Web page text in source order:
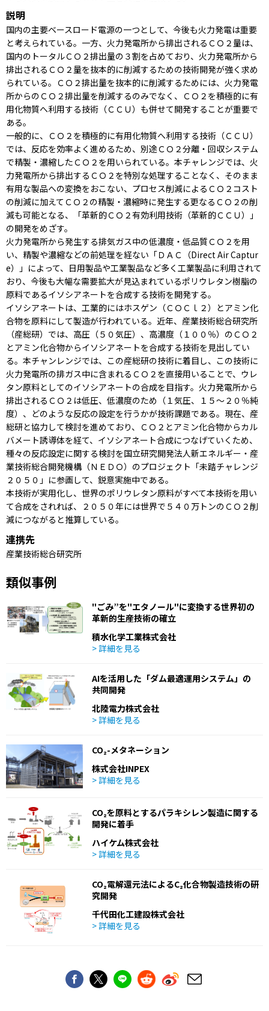
説明
国内の主要ベースロード電源の一つとして、今後も火力発電は重要
と考えられている。一方、火力発電所から排出されるＣＯ２量は、
国内のトータルＣＯ２排出量の３割を占めており、火力発電所から
排出されるＣＯ２量を抜本的に削減するための技術開発が強く求め
られている。ＣＯ２排出量を抜本的に削減するためには、火力発電
所からのＣＯ２排出量を削減するのみでなく、ＣＯ２を積極的に有
用化物質へ利用する技術（ＣＣＵ）も併せて開発することが重要で
ある。
一般的に、ＣＯ２を積極的に有用化物質へ利用する技術（ＣＣＵ）
では、反応を効率よく進めるため、別途ＣＯ２分離・回収システム
で精製・濃縮したＣＯ２を用いられている。本チャレンジでは、火
力発電所から排出するＣＯ２を特別な処理することなく、そのまま
有用な製品への変換をおこない、プロセス削減によるＣＯ２コスト
の削減に加えてＣＯ２の精製・濃縮時に発生する更なるＣＯ２の削
減も可能となる、「革新的ＣＯ２有効利用技術（革新的ＣＣＵ）」
の開発をめざす。
火力発電所から発生する排気ガス中の低濃度・低品質ＣＯ２を用
い、精製や濃縮などの前処理を経ない「ＤＡＣ（Direct Air Captur
e）」によって、日用製品や工業製品など多く工業製品に利用されて
おり、今後も大幅な需要拡大が見込まれているポリウレタン樹脂の
原料であるイソシアネートを合成する技術を開発する。
イソシアネートは、工業的にはホスゲン（ＣＯＣｌ２）とアミン化
合物を原料にして製造が行われている。近年、産業技術総合研究所
（産総研）では、高圧（５０気圧）、高濃度（１００％）のＣＯ２
とアミン化合物からイソシアネートを合成する技術を見出してい
る。本チャンレンジでは、この産総研の技術に着目し、この技術に
火力発電所の排ガス中に含まれるＣＯ２を直接用いることで、ウレ
タン原料としてのイソシアネートの合成を目指す。火力発電所から
排出されるＣＯ２は低圧、低濃度のため（１気圧、１５～２０％純
度）、どのような反応の設定を行うかが技術課題である。現在、産
総研と協力して検討を進めており、ＣＯ２とアミン化合物からカル
バメート誘導体を経て、イソシアネート合成につなげていくため、
種々の反応設定に関する検討を国立研究開発法人新エネルギー・産
業技術総合開発機構（ＮＥＤＯ）のプロジェクト「未踏チャレンジ
２０５０」に参画して、鋭意実施中である。
本技術が実用化し、世界のポリウレタン原料がすべて本技術を用い
て合成をされれば、２０５０年には世界で５４０万トンのＣＯ２削
減につながると推算している。
連携先
産業技術総合研究所
類似事例
"ごみ”を"エタノール"に変換する世界初の
革新的生産技術の確立
積水化学工業株式会社
> 詳細を見る
AIを活用した「ダム最適運用システム」の
共同開発
北陸電力株式会社
> 詳細を見る
CO₂-メタネーション
株式会社INPEX
> 詳細を見る
CO₂を原料とするパラキシレン製造に関する
開発に着手
ハイケム株式会社
> 詳細を見る
CO₂電解還元法によるC₂化合物製造技術の研
究開発
千代田化工建設株式会社
> 詳細を見る